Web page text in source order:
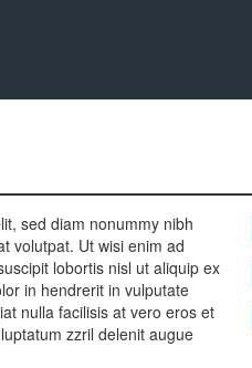
sed diam nonummy nibh
volutpat. Ut wisi enim ad
lobortis nisl ut aliquip ex
in hendrerit in vulputate
nulla facilisis at vero eros et
zzril delenit augue